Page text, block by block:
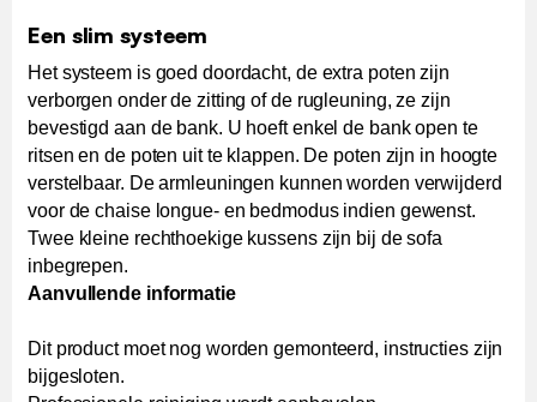
Een slim systeem
Het systeem is goed doordacht, de extra poten zijn
verborgen onder de zitting of de rugleuning, ze zijn
bevestigd aan de bank. U hoeft enkel de bank open te
ritsen en de poten uit te klappen. De poten zijn in hoogte
verstelbaar. De armleuningen kunnen worden verwijderd
voor de chaise longue- en bedmodus indien gewenst.
Twee kleine rechthoekige kussens zijn bij de sofa
inbegrepen.
Aanvullende informatie
Dit product moet nog worden gemonteerd, instructies zijn
bijgesloten.